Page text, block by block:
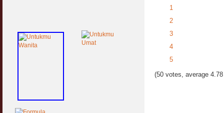
1
2
3
4
5
(50 votes, average